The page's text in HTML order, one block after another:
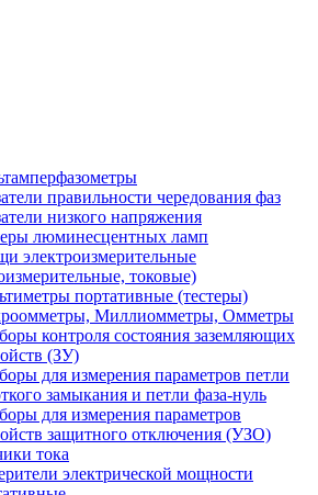
правильности чередования фаз
низкого напряжения
люминесцентных ламп
электроизмерительные
токовые)
портативные (тестеры)
Миллиомметры, Омметры
контроля состояния заземляющих
(ЗУ)
для измерения параметров петли
замыкания и петли фаза-нуль
для измерения параметров
защитного отключения (УЗО)
тока
электрической мощности